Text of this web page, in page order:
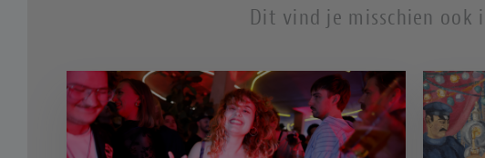
Dit vind je misschien ook